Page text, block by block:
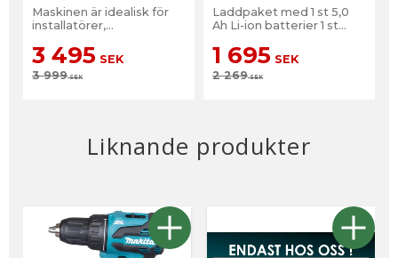
Maskinen är idealisk för
installatörer,
byggarbetare.
3 495 SEK
3 999SEK
Laddpaket med 1 st 5,0
Ah Li-ion batterier 1 st
1 695 SEK
2 269SEK
Liknande produkter